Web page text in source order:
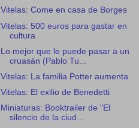
Vitelas: Come en casa de Borges
Vitelas: 500 euros para gastar en
cultura
Lo mejor que le puede pasar a un
cruasán (Pablo Tu...
Vitelas: La familia Potter aumenta
Vitelas: El exilio de Benedetti
Miniaturas: Booktrailer de "El
silencio de la ciud...